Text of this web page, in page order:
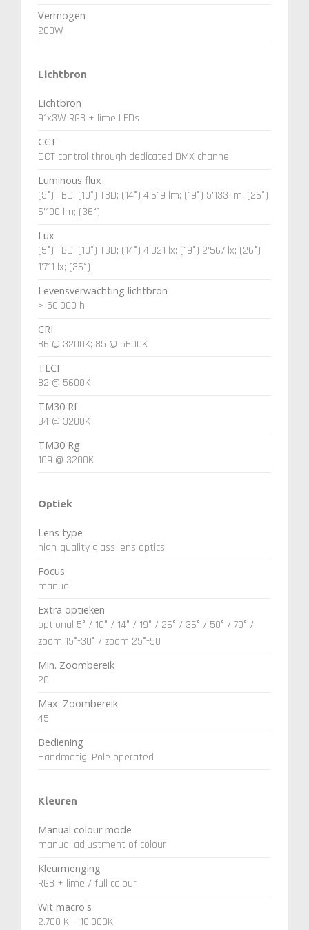
Vermogen
200W
Lichtbron
Lichtbron
91x3W RGB + lime LEDs
CCT
CCT control through dedicated DMX channel
Luminous flux
(5°) TBD; (10°) TBD; (14°) 4'619 lm; (19°) 5'133 lm; (26°)
6'100 lm; (36°)
Lux
(5°) TBD; (10°) TBD; (14°) 4'321 lx; (19°) 2'567 lx; (26°)
1'711 lx; (36°)
Levensverwachting lichtbron
> 50.000 h
CRI
86 @ 3200K; 85 @ 5600K
TLCI
82 @ 5600K
TM30 Rf
84 @ 3200K
TM30 Rg
109 @ 3200K
Optiek
Lens type
high-quality glass lens optics
Focus
manual
Extra optieken
optional 5° / 10° / 14° / 19° / 26° / 36° / 50° / 70° /
zoom 15°-30° / zoom 25°-50
Min. Zoombereik
20
Max. Zoombereik
45
Bediening
Handmatig, Pole operated
Kleuren
Manual colour mode
manual adjustment of colour
Kleurmenging
RGB + lime / full colour
Wit macro's
2.700 K ~ 10.000K